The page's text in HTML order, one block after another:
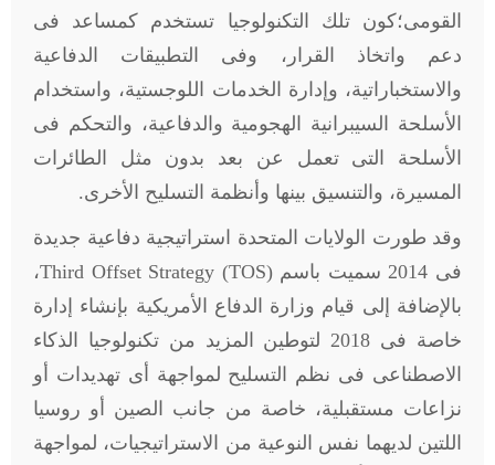
القومى؛كون تلك التكنولوجيا تستخدم كمساعد فى
دعم واتخاذ القرار، وفى التطبيقات الدفاعية
والاستخباراتية، وإدارة الخدمات اللوجستية، واستخدام
الأسلحة السيبرانية الهجومية والدفاعية، والتحكم فى
الأسلحة التى تعمل عن بعد بدون مثل الطائرات
المسيرة، والتنسيق بينها وأنظمة التسليح الأخرى.
وقد طورت الولايات المتحدة استراتيجية دفاعية جديدة
فى 2014 سميت باسم
Third Offset Strategy (TOS)،
بالإضافة إلى قيام وزارة الدفاع الأمريكية بإنشاء إدارة
خاصة فى 2018 لتوطين المزيد من تكنولوجيا الذكاء
الاصطناعى فى نظم التسليح لمواجهة أى تهديدات أو
نزاعات مستقبلية، خاصة من جانب الصين أو روسيا
اللتين لديهما نفس النوعية من الاستراتيجيات، لمواجهة